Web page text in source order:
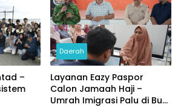
–
Daerah
Layanan Eazy Paspor
Calon Jamaah Haji –
Umrah Imigrasi Palu di Buol